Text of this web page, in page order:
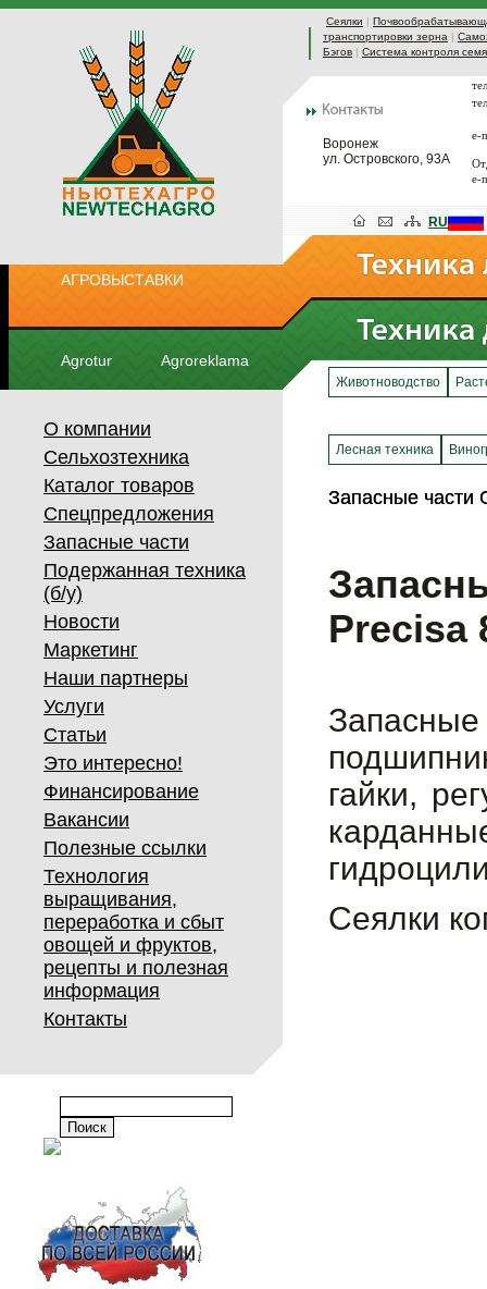
Сеялки |
транспортировки зерна |
Бэгов | Система контроля
Воронеж
ул. Островского, 93А
e-
e-
АГРОВЫСТАВКИ
Agrotur Agroreklama
RU
О компании
Сельхозтехника
Каталог товаров
Спецпредложения
Запасные части
Подержанная техника
(б/у)
Новости
Маркетинг
Наши партнеры
Услуги
Статьи
Это интересно!
Финансирование
Вакансии
Полезные ссылки
Технология
выращивания,
переработка и сбыт
овощей и фруктов,
рецепты и полезная
информация
Контакты
Животноводство
Лесная техника
Запасные части
Запасные части
Precisa
гайки,
Сеялки